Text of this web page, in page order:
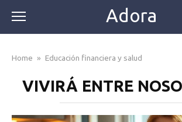
content
Adora
Home » Educación financiera y salud
VIVIRÁ ENTRE